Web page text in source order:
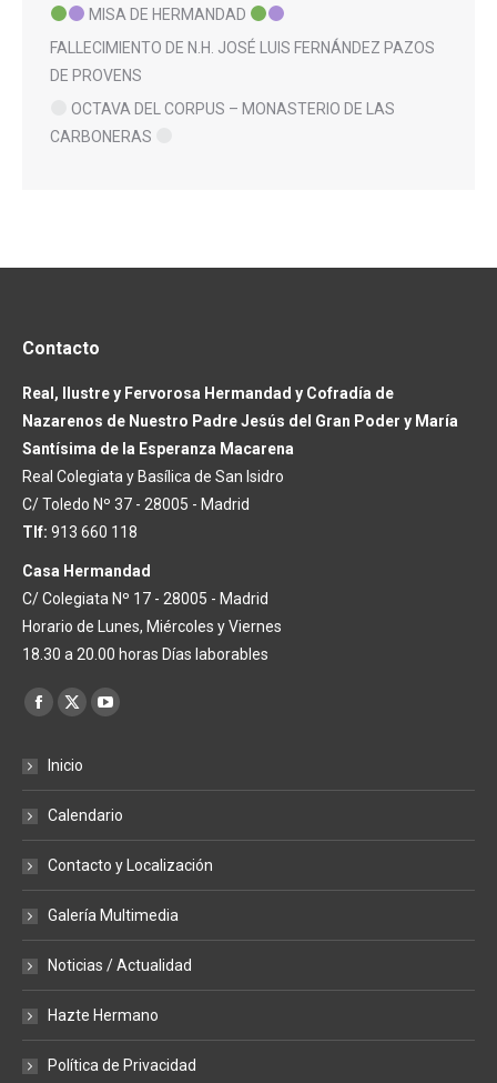
MISA DE HERMANDAD
FALLECIMIENTO DE N.H. JOSÉ LUIS FERNÁNDEZ PAZOS
DE PROVENS
OCTAVA DEL CORPUS – MONASTERIO DE LAS
CARBONERAS
Contacto
Real, Ilustre y Fervorosa Hermandad y Cofradía de
Nazarenos de Nuestro Padre Jesús del Gran Poder y María
Santísima de la Esperanza Macarena
Real Colegiata y Basílica de San Isidro
C/ Toledo Nº 37 - 28005 - Madrid
Tlf: 913 660 118
Casa Hermandad
C/ Colegiata Nº 17 - 28005 - Madrid
Horario de Lunes, Miércoles y Viernes
18.30 a 20.00 horas Días laborables
Encuéntranos en:
Facebook
opens
new
window
X
opens
window
YouTube
window
Inicio
Calendario
Contacto y Localización
Galería Multimedia
Noticias / Actualidad
Hazte Hermano
Política de Privacidad